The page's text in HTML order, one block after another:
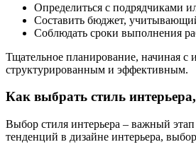
Определиться с подрядчиками
Составить бюджет,
Соблюдать сроки выполнения
Тщательное планирование, начиная с
структурированным и эффективным.
Как выбрать стиль
Выбор стиля интерьера – важный
тенденций в дизайне интерьера,